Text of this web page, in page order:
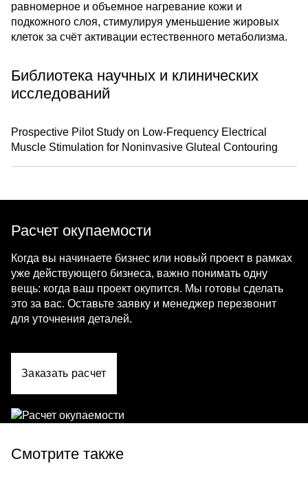
равномерное и объемное нагревание кожи и
подкожного слоя, стимулируя уменьшение жировых
клеток за счёт активации естественного метаболизма.
Библиотека научных и клинических
исследований
Prospective Pilot Study on Low-Frequency Electrical
Muscle Stimulation for Noninvasive Gluteal Contouring
Расчет окупаемости
Когда вы начинаете бизнес или новый проект в рамках
уже действующего бизнеса, важно понимать одну
вещь: когда ваш проект окупится. Мы готовы сделать
это за вас. Оставьте заявку и менеджер перезвонит
для уточнения деталей.
Заказать расчет
Смотрите также